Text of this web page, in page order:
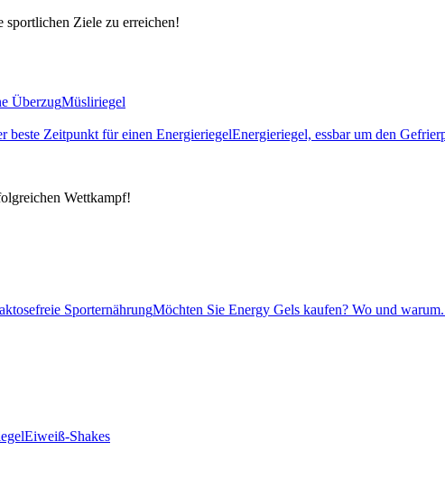
Ziele zu erreichen!
ÜberzugMüsliriegel
beste Zeitpunkt für einen EnergieriegelEnergieriegel, essbar um den
Wettkampf!
SporternährungMöchten Sie Energy Gels kaufen? Wo und
Eiweiß-Shakes